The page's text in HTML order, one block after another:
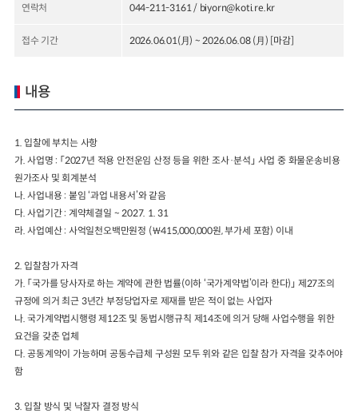
연락처 044-211-3161 / biyorn@koti.re.kr
접수 기간 2026.06.01(月) ~ 2026.06.08 (月) [마감]
내용
1. 입찰에 부치는 사항
가.사업명: 「2027년 적용 안전운임 산정 등을 위한 조사·분석 」 사업 중 화물운송비용
원가조사 및 회계분석
나.사업내용: 붙임‘과업 내용서’와 같음
다.사업기간: 계약체결일 ~ 2027. 1. 31
라.사업예산: 사억일천오백만원정 (￦415,000,000원,부가세 포함) 이내
2. 입찰참가자격
가. 「국가를 당사자로 하는 계약에 관한 법률(이하 ‘국가계약법’이라 한다) 」 제27조의
규정에 의거 최근 3년간 부정당업자로 제재를 받은 적이 없는 사업자
나.국가계약법시행령 제12조 및 동법시행규칙 제14조에 의거 당해 사업수행을 위한
요건을 갖춘 업체
다.공동계약이 가능하며 공동수급체 구성원 모두 위와 같은 입찰 참가 자격을 갖추어야
함
3. 입찰 방식 및 낙찰자 결정 방식
일반사업보고서
요약보고서
전국여객OD 여객통행량
통행발생모형
권역별통행지표
사회경제지표
교통수요예측
2024.12.31
기획도서